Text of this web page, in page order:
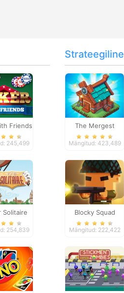
Friends
245,499
Solitaire
254,839
The Mergest
Kingdom
Mängitud: 423,489
Blocky Squad
Mängitud: 222,422